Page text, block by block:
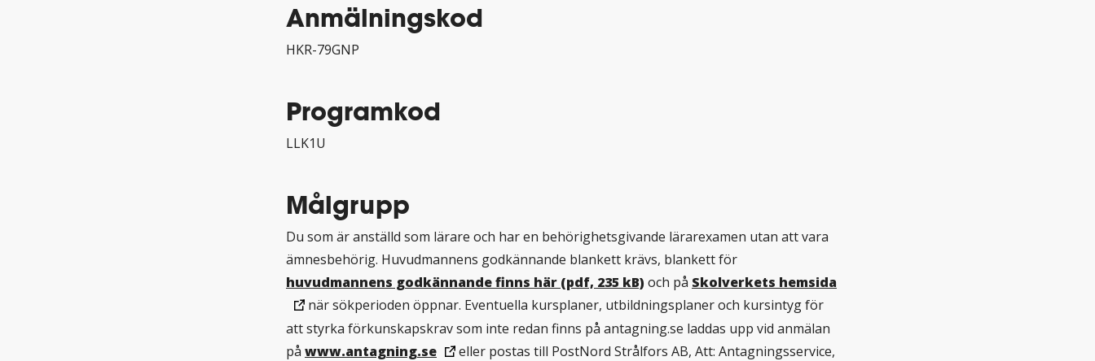
Anmälningskod
HKR-79GNP
Programkod
LLK1U
Målgrupp
Du som är anställd som lärare och har en behörighetsgivande lärarexamen utan att vara
ämnesbehörig. Huvudmannens godkännande blankett krävs, blankett för
huvudmannens godkännande finns här (pdf, 235 kB) och på Skolverkets hemsida
när sökperioden öppnar. Eventuella kursplaner, utbildningsplaner och kursintyg för
att styrka förkunskapskrav som inte redan finns på antagning.se laddas upp vid anmälan
på www.antagning.se
eller postas till PostNord Strålfors AB, Att: Antagningsservice,